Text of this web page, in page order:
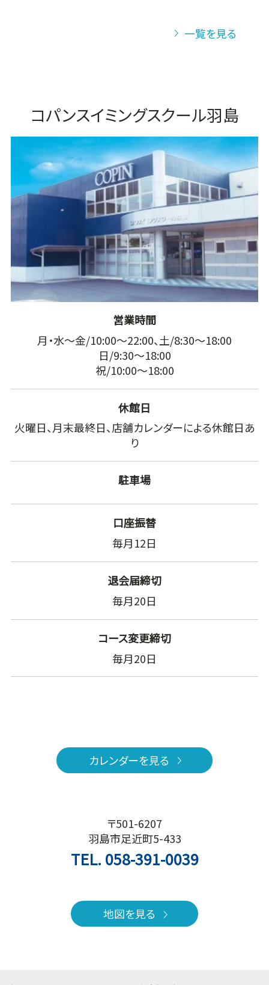
一覧を見る
コパンスイミングスクール羽島
営業時間
月・水～金/10:00～22:00、土/8:30～18:00
日/9:30～18:00
祝/10:00～18:00
休館日
火曜日、月末最終日、店舗カレンダーによる休館日あ
り
駐車場
口座振替
毎月12日
退会届締切
毎月20日
コース変更締切
毎月20日
カレンダーを見る
〒501-6207
羽島市足近町5-433
TEL. 058-391-0039
地図を見る